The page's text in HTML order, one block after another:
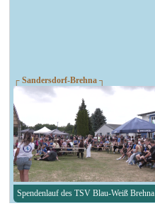
┌ Sandersdorf-Brehna ┐
Spendenlauf des TSV Blau-Weiß Brehna